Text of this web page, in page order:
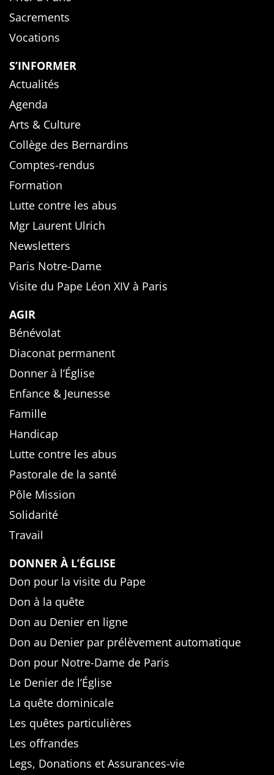
Sacrements
Vocations
S’INFORMER
Actualités
Agenda
Arts & Culture
Collège des Bernardins
Comptes-rendus
Formation
Lutte contre les abus
Mgr Laurent Ulrich
Newsletters
Paris Notre-Dame
Visite du Pape Léon XIV à Paris
AGIR
Bénévolat
Diaconat permanent
Donner à l’Église
Enfance & Jeunesse
Famille
Handicap
Lutte contre les abus
Pastorale de la santé
Pôle Mission
Solidarité
Travail
DONNER À L’ÉGLISE
Don pour la visite du Pape
Don à la quête
Don au Denier en ligne
Don au Denier par prélèvement automatique
Don pour Notre-Dame de Paris
Le Denier de l’Église
La quête dominicale
Les quêtes particulières
Les offrandes
Legs, Donations et Assurances-vie